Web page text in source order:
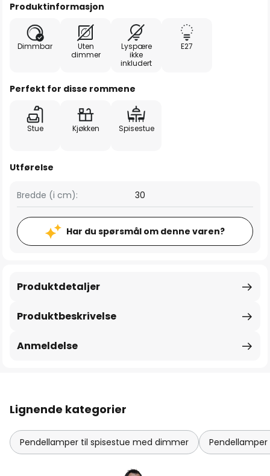
Produktinformasjon
Dimmbar
Uten
dimmer
Lyspære
ikke
inkludert
E27
Perfekt for disse rommene
Stue Kjøkken Spisestue
Utførelse
Bredde (i cm): 30
Har du spørsmål om denne varen?
Produktbeskrivelse
Produktdetaljer
Anmeldelse
Lignende kategorier
Pendellamper til spisestue med dimmer